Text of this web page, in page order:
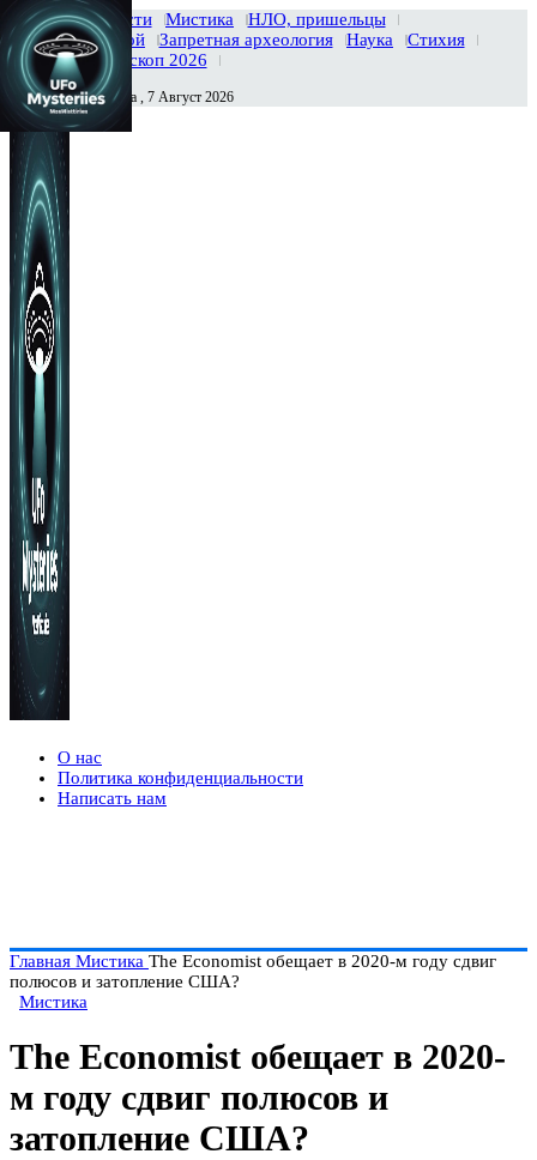
Главная Новости Мистика
НЛО, пришельцы
Тайны вселенной
Запретная археология Наука
Стихия
История
Гороскоп 2026
Сегодня Пятница , 7 Август 2026
О нас
Политика конфиденциальности
Написать нам
Главная Мистика The Economist обещает в 2020-м году сдвиг
полюсов и затопление США?
Мистика
The Economist обещает в 2020-
м году сдвиг полюсов и
затопление США?